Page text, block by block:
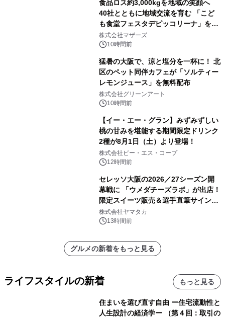
食品ロス約3,000kgを地域の笑顔へ
40社とともに地域交流を育む 「こど
も食堂フェスタデピッコリーナ」を9
月5日(土)開催
株式会社マザーズ
10時間前
猛暑の大阪で、涼と塩分を一杯に！ 北
区のペット同伴カフェが「ソルティー
レモンジュース」を無料配布
株式会社グリーンアート
10時間前
【イー・エー・グラン】みずみずしい
桃の甘みを堪能する期間限定ドリンク
2種が8月1日（土）より登場！
株式会社ピー・エス・コープ
12時間前
セレッソ大阪の2026／27シーズン開
幕戦に 「ウメダチーズラボ」が出店！
限定スイーツ販売＆選手直筆サイング
ッズが当たる抽選会を 8月8日に開催
株式会社ヤマタカ
13時間前
グルメの新着をもっと見る
ライフスタイルの新着 もっと見る
住まいを選び直す自由 ー住宅流動性と
人生設計の経済学ー （第４回：取引の